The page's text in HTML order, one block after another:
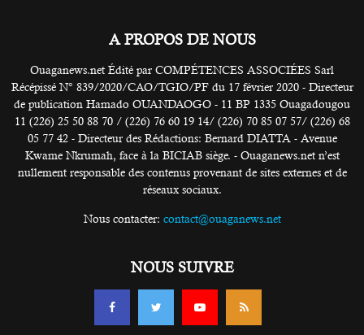
A PROPOS DE NOUS
Ouaganews.net Édité par COMPÉTENCES ASSOCIÉES Sarl
Récépissé N° 839/2020/CAO/TGIO/PF du 17 février 2020 - Directeur
de publication Hamado OUANDAOGO - 11 BP 1335 Ouagadougou
11 (226) 25 50 88 70 / (226) 76 60 19 14/ (226) 70 85 07 57/ (226) 68
05 77 42 - Directeur des Rédactions: Bernard DIATTA - Avenue
Kwame Nkrumah, face à la BICIAB siège. - Ouaganews.net n’est
nullement responsable des contenus provenant de sites externes et de
réseaux sociaux.
Nous contacter: contact@ouaganews.net
NOUS SUIVRE